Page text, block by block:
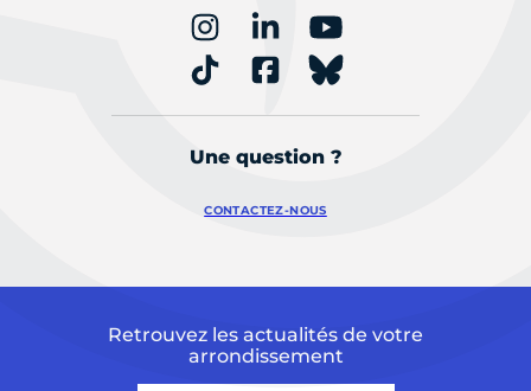
Une question ?
CONTACTEZ-NOUS
Retrouvez les actualités de votre
arrondissement